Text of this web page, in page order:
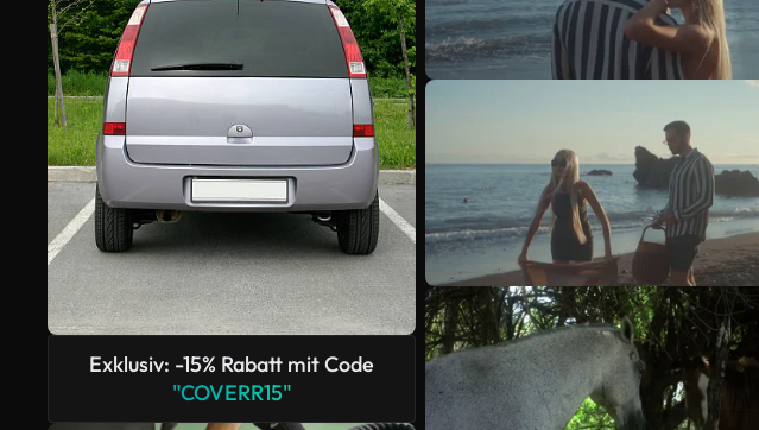
Exklusiv: -15% Rabatt mit Code
"COVERR15"